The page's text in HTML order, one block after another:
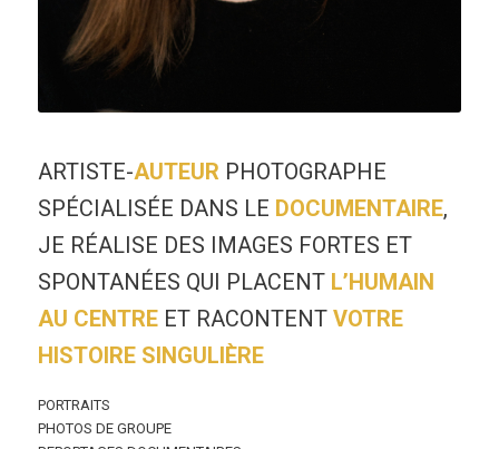
ARTISTE-AUTEURPHOTOGRAPHE
SPÉCIALISÉE DANS LE DOCUMENTAIRE,
JE RÉALISE DES IMAGES FORTES ET
SPONTANÉES QUI PLACENT L’HUMAIN
AU CENTREET RACONTENT VOTRE
HISTOIRE SINGULIÈRE
PORTRAITS
PHOTOS DE GROUPE